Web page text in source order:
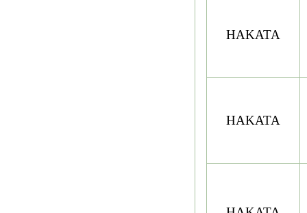
HAKATA
HAKATA